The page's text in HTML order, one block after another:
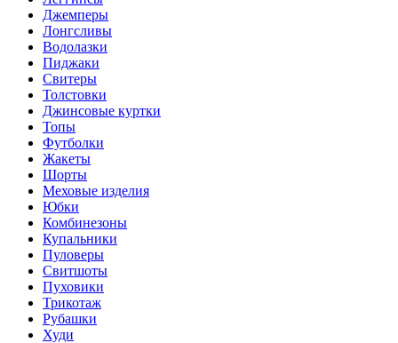
Джемперы
Лонгсливы
Водолазки
Пиджаки
Свитеры
Толстовки
Джинсовые куртки
Топы
Футболки
Жакеты
Шорты
Меховые изделия
Юбки
Комбинезоны
Купальники
Пуловеры
Свитшоты
Пуховики
Трикотаж
Рубашки
Худи